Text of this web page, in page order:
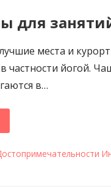
для
места и
частности йогой.
в…